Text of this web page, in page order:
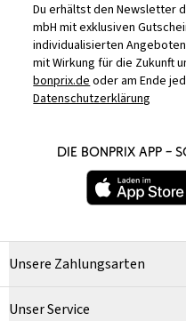
Du erhältst den Newsletter
mbH mit exklusiven
individualisierten
mit Wirkung für die Zukunft
bonprix.deoder am Ende
Datenschutzerklärung
DIE BONPRIX APP –
Unsere Zahlungsarten
Unser Service